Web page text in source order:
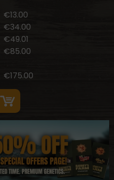
€13.00
€34.00
€49.01
€85.00
€175.00